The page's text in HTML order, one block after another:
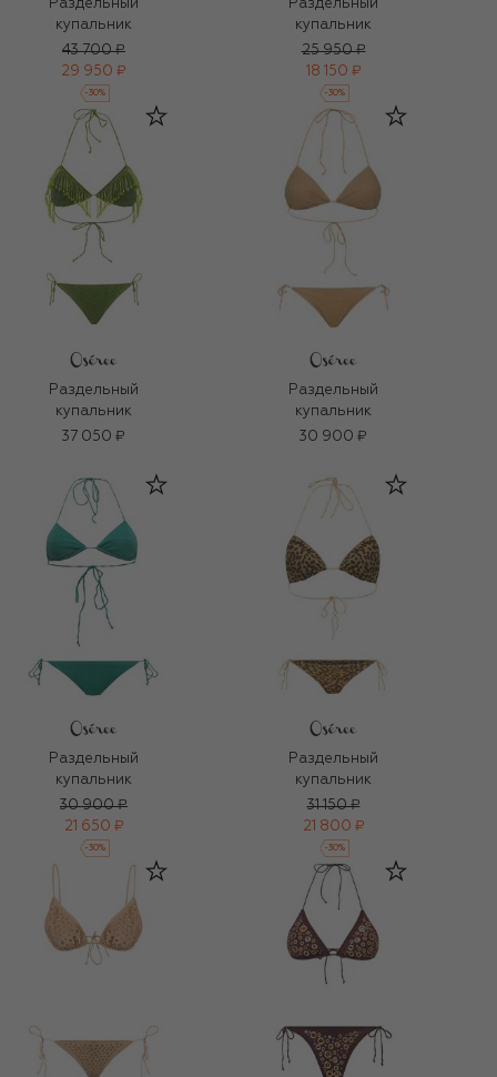
Раздельный
купальник
43 700 ₽
29 950 ₽
-30%
Раздельный
купальник
25 950 ₽
18 150 ₽
-30%
Раздельный
купальник
37 050 ₽
Раздельный
купальник
30 900 ₽
Раздельный
купальник
30 900 ₽
21 650 ₽
-30%
Раздельный
купальник
31 150 ₽
21 800 ₽
-30%